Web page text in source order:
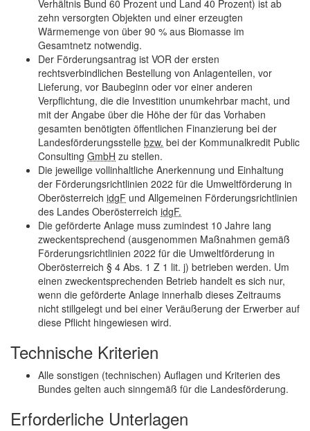
Verhältnis Bund 60 Prozent und Land 40 Prozent) ist ab
zehn versorgten Objekten und einer erzeugten
Wärmemenge von über 90 % aus Biomasse im
Gesamtnetz notwendig.
Der Förderungsantrag ist VOR der ersten
rechtsverbindlichen Bestellung von Anlagen­teilen, vor
Lieferung, vor Baubeginn oder vor einer anderen
Verpflichtung, die die Investi­tion unumkehrbar macht, und
mit der Angabe über die Höhe der für das Vorhaben
gesamten benötigten öffentlichen Finanzierung bei der
Landesförderungsstelle bzw. bei der Kommunalkredit Public
Consulting GmbH zu stellen.
Die jeweilige vollinhaltliche Anerkennung und Einhaltung
der Förderungsrichtlinien 2022 für die Umweltförderung in
Oberösterreich idgF und Allgemeinen Förderungsrichtlinien
des Landes Oberösterreich idgF.
Die geförderte Anlage muss zumindest 10 Jahre lang
zweckentsprechend (ausgenommen Maßnahmen gemäß
Förderungsrichtlinien 2022 für die Umweltförderung in
Oberöster­reich § 4 Abs. 1 Z 1 lit. j) betrieben werden. Um
einen zweckentsprechenden Betrieb handelt es sich nur,
wenn die geförderte Anlage innerhalb dieses Zeitraums
nicht stillge­legt und bei einer Veräußerung der Erwerber auf
diese Pflicht hingewiesen wird.
Technische Kriterien
Alle sonstigen (technischen) Auflagen und Kriterien des
Bundes gelten auch sinngemäß für die Landesförderung.
Erforderliche Unterlagen